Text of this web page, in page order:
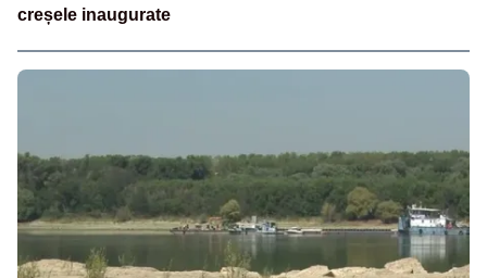
creșele inaugurate